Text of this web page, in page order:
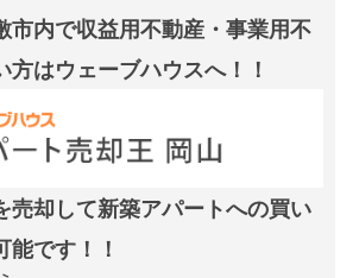
市内で収益用不動産・事業用不
方はウェーブハウスへ！！
売却して新築アパートへの買い
です！！